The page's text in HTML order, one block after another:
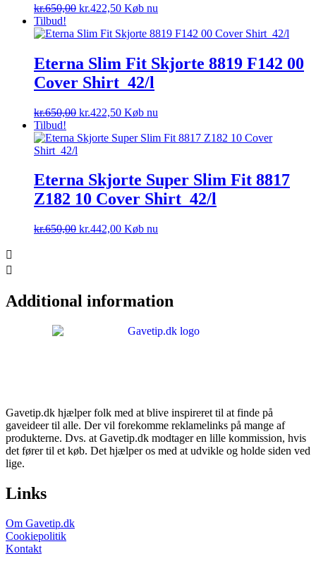
kr.650,00 Den
pris
kr.650,00.
kr.422,50Den
pris
kr.422,50.
Køb nu
Tilbud!
Eterna Slim Fit Skjorte 8819 F142 00
Cover Shirt_42/l
kr.650,00 Den
pris
kr.422,50Den
pris
Køb nu
Tilbud!
Eterna Skjorte Super Slim Fit 8817
Z182 10 Cover Shirt_42/l
kr.650,00 Den
kr.442,00Den
Køb nu
Additional information
Gavetip.dk hjælper folk med at blive inspireret til at finde på
gaveideer til alle. Der vil forekomme reklamelinks på mange af
produkterne. Dvs. at Gavetip.dk modtager en lille kommission, hvis
det fører til et køb. Det hjælper os med at udvikle og holde siden ved
lige.
Links
Om Gavetip.dk
Cookiepolitik
Kontakt